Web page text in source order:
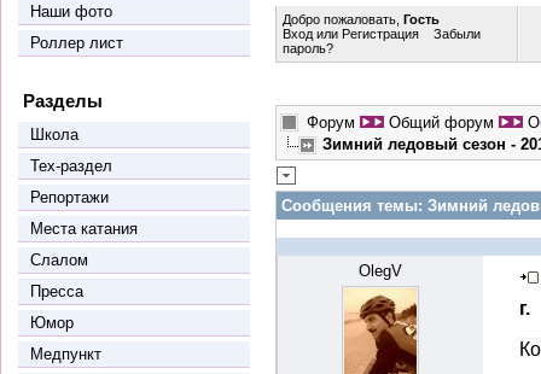
Наши фото
Роллер лист
Разделы
Школа
Тех-раздел
Репортажи
Места катания
Слалом
Пресса
Юмор
Медпункт
Добро пожаловать,Гость
Входили Регистрация
Забыли
пароль?
Форум Общий форум
Зимний ледовый сезон -
Сообщения темы: Зимний
OlegV
г.